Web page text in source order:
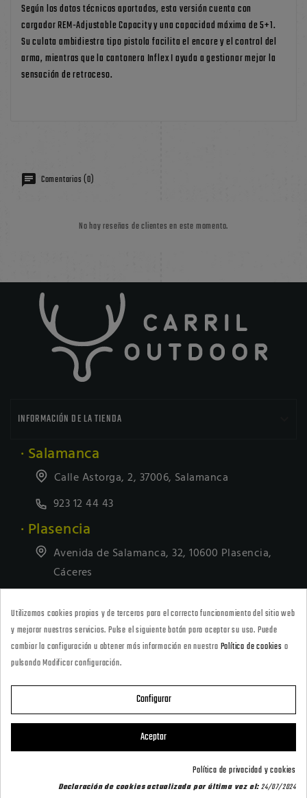
Según los datos técnicos aportados, esta versión cuenta con
cargador REM-Adjustable Capacity y una capacidad máxima de 5+1.
Su culata ambidiestra tipo pistola facilita el encare y el control del
arma, mientras que la cantonera Inflex I ayuda a gestionar mejor la
sensación de retroceso.
Comentarios (0)
No hay reseñas de clientes en este momento.
INFORMACIÓN DE LA TIENDA
· Salamanca
Calle Astorga, 2, 37006, Salamanca
923 12 44 43
· Plasencia
Avenida de Salamanca, 32, 10600 Plasencia,
Cáceres
· Tienda Online
marketing@armeriacarril.com
CATEGORÍAS 

Utilizamos cookies propias y de terceros para el correcto funcionamiento del sitio web
y mejorar nuestros servicios. Pulse el siguiente botón para aceptar su uso. Puede
cambiar la configuración u obtener más información en nuestra Política de cookies o
pulsando Modificar configuración.
Configurar
Aceptar
Política de privacidad y cookies
Declaración de cookies actualizada por última vez el:24/07/2024